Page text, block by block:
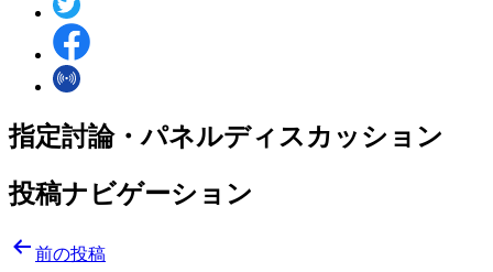
指定討論・パネルディスカッション
投稿ナビゲーション
前の投稿